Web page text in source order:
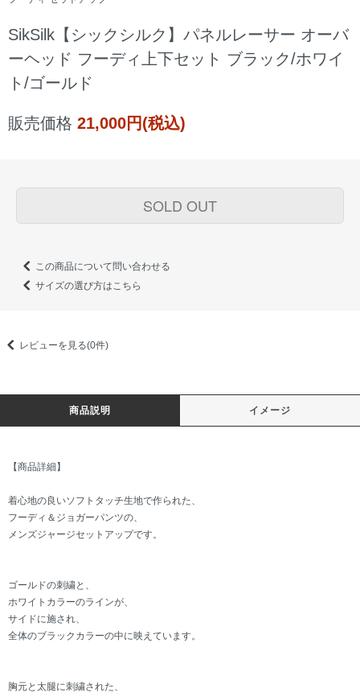
SikSilk【シックシルク】パネルレーサー オーバ
ーヘッド フーディ上下セット ブラック/ホワイ
ト/ゴールド
販売価格 21,000円(税込)
SOLD OUT
この商品について問い合わせる
サイズの選び方はこちら
レビューを見る(0件)
商品説明 イメージ
【商品詳細】
着心地の良いソフトタッチ生地で作られた、
フーディ＆ジョガーパンツの、
メンズジャージセットアップです。
ゴールドの刺繍と、
ホワイトカラーのラインが、
サイドに施され、
全体のブラックカラーの中に映えています。
胸元と太腿に刺繍された、